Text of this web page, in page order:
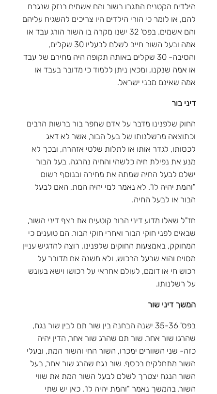
הילדים הקטנים התגרו בשור והם אשמים בנזק שנגרם
להם, או לומר כי הורי הילדים היו צריכים להשגיח עליהם
והם אשמים. בפס' 32 ישנו מקרה בו השור הורג עבד או
אמה ובעל השור חייב לשלם לבעליו 30 שקלים,
והסיבה- 30 שקלים באותה תקופה היה מחירם של עבד
או אמה שנקנו, ומכאן ניתן ללמוד כי מדובר בעבד או
אמה שאינם מבני ישראל.
דיני בור
החוק שלפנינו מדבר על אדם שחפר בור ברשות הרבים
וכתוצאה מרשלנותו של בעל הבור, אשר לא דאג
לכסותו, לגדר אותו או לתלות שלטי אזהרה, ובכך לא
מנע את נפילת חיה כלשהי והחיה נהרגה, בעל הבור
ישלם לבעל החיה שמתה את מחירה ובנוסף רשום
"והמת יהיה לו". לא נאמר למי יהיה המת, האם לבעל
הבור או לבעל החיה.
חז"ל שאלו מדוע דיני הבור קוטעים את רצף דיני השור,
שבאים לפני חוקי הבור ואחרי חוקי הבור. הם טוענים כי
המחוקק, באמצעות החוקים שלפנינו, רוצה להדגיש עניין
מסוים והוא שבעל הרכוש, ולא משנה אם מדובר על
רכוש חי או דומם, לעולם אחראי על רכושו וישא בעונש
על רשלנותו.
המשך דיני שור
בפס' 35-36 ישנה הבחנה בין שור תם לבין שור נגח,
שהרגו שור אחר. שור תם שהרג שור אחר, הדין יהיה
כזה- שני השוורים ימכרו, השור החי והשור המת, ובעלי
השור מתחלקים בכסף. שור נגח שהרג שור אחר, בעל
השור הנגח יצטרך לשלם לבעל השור המת את שווי
השור. בהמשך נאמר "והמת יהיה לו". כאן יש שתי